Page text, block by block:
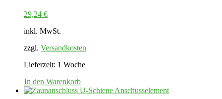
29,24 €
inkl. MwSt.
zzgl. Versandkosten
Lieferzeit: 1 Woche
In den Warenkorb